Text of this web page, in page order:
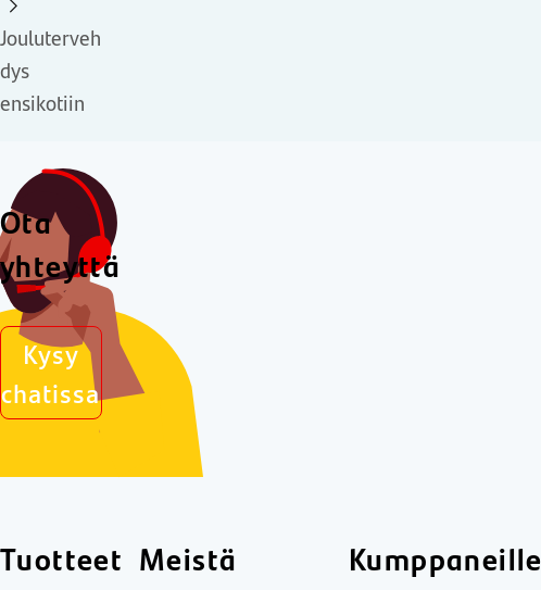
Jouluterveh
dys
ensikotiin
Ota
yhteyttä
Kysy
chatissa
Tuotteet Meistä Kumppaneille